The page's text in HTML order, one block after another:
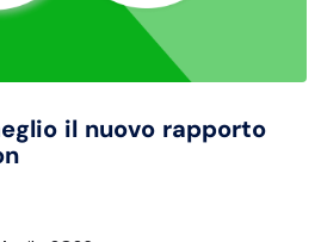
il nuovo rapporto